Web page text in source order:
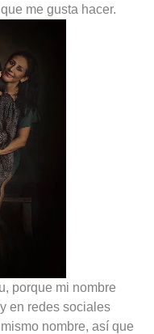
me gusta hacer.
porque mi nombre
en redes sociales
nombre, así que